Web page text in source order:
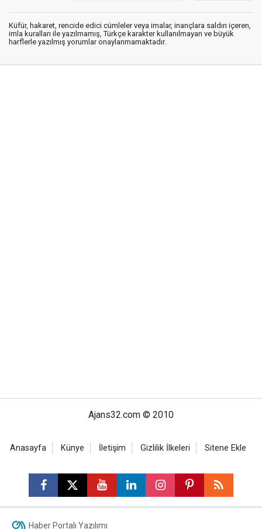
Küfür, hakaret, rencide edici cümleler veya imalar, inançlara saldırı içeren,
imla kuralları ile yazılmamış, Türkçe karakter kullanılmayan ve büyük
harflerle yazılmış yorumlar onaylanmamaktadır.
Ajans32.com © 2010
Anasayfa Künye İletişim Gizlilik İlkeleri Sitene Ekle
Haber Portalı Yazılımı